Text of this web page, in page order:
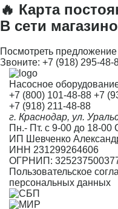
🔥 Карта
В сети
Посмотреть предложение
Звоните: +7 (918) 295-48-
Насосное
+7 (800) 101-48-88 +7
+7 (918) 211-48-88
г. Краснодар, ул.
Пн.- Пт. с 9-00 до 18-00
ИП Шевченко
ИНН 231299264606
ОГРНИП:
Пользовательское
персональных данных